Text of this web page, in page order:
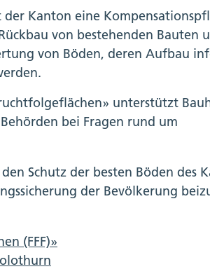
Kanton eine
von bestehenden Bauten
von Böden, deren Aufbau
unterstützt
bei Fragen rund um
Schutz der besten Böden des
der Bevölkerung
(FFF)»